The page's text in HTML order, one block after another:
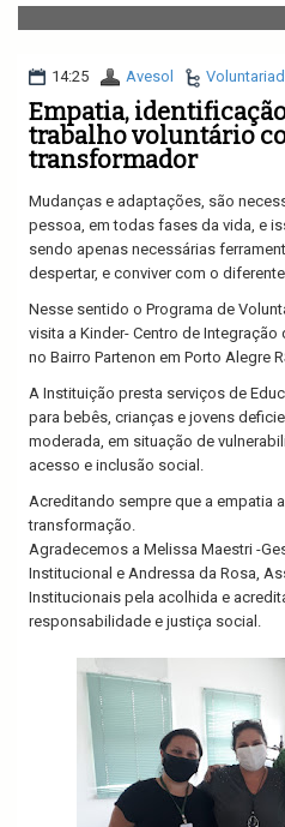
v
i
a
t
i
o
14:25 Avesol
Empatia,
trabalho voluntário
transformador
Mudanças e adaptações, são
pessoa, em todas fases da vida, e
sendo apenas necessárias
despertar, e conviver com o diferente.
Nesse sentido o Programa de
visita a Kinder- Centro de
no Bairro Partenon em Porto Alegre
A Instituição presta serviços de
para bebês, crianças e jovens
moderada, em situação de
acesso e inclusão social.
Acreditando sempre que a empatia
transformação.
Agradecemos a Melissa Maestri -
Institucional e Andressa da Rosa,
Institucionais pela acolhida e
responsabilidade e justiça social.